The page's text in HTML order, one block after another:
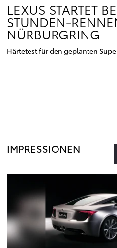
LEXUS STARTET
STUNDEN-
NÜRBURGRING
Härtetest für den geplanten
IMPRESSIONEN